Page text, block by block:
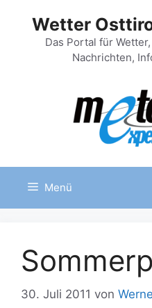
springen
Wetter
Das Portal für
Nachrichten,
Menü
30. Juli 2011 von